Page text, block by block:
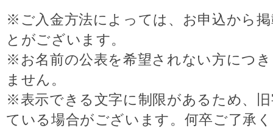
※ご入金方法によっては、お申込から
とがございます。
※お名前の公表を希望されない方につ
ません。
※表示できる文字に制限があるため、
ている場合がございます。何卒ご了承